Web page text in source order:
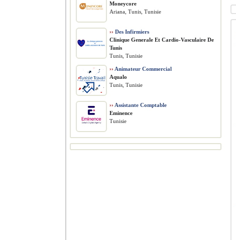
Moneycore
Ariana, Tunis, Tunisie
›› Des Infirmiers
Clinique Generale Et Cardio-Vasculaire De
Tunis
Tunis, Tunisie
›› Animateur Commercial
Aqualo
Tunis, Tunisie
›› Assistante Comptable
Eminence
Tunisie